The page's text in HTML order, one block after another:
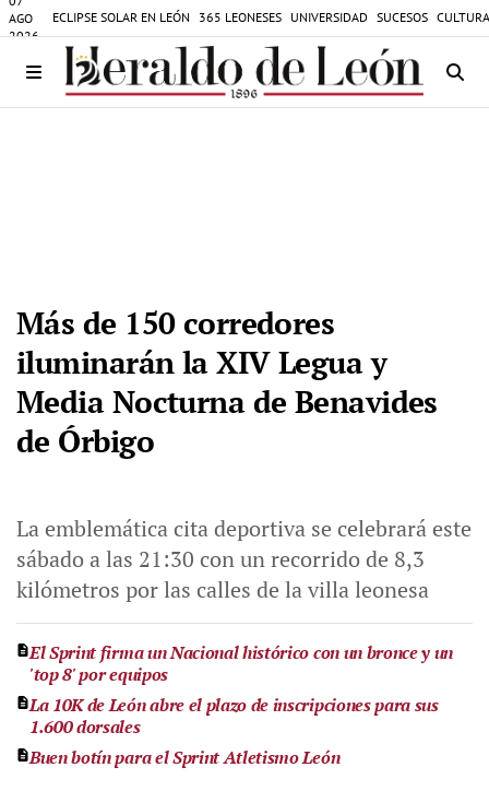
AGO
2026
ECLIPSE SOLAR EN LEÓN 365 LEONESES UNIVERSIDAD SUCESOS
Más de 150 corredores
iluminarán la XIV Legua y
Media Nocturna de Benavides
de Órbigo
La emblemática cita deportiva se celebrará este
sábado a las 21:30 con un recorrido de 8,3
kilómetros por las calles de la villa leonesa
El Sprint firma un Nacional histórico con un bronce y un
'top 8' por equipos
La 10K de León abre el plazo de inscripciones para sus
1.600 dorsales
Buen botín para el Sprint Atletismo León